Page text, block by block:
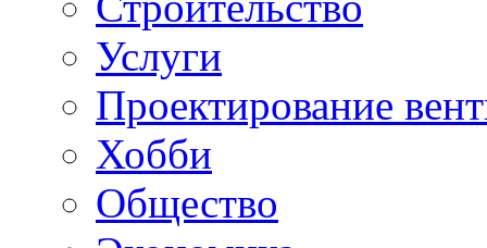
Услуги
Проектирование
Хобби
Общество